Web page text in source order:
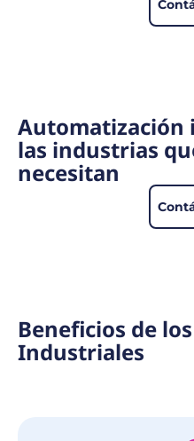
Automatización
las industrias
necesitan
Beneficios de
Industriales